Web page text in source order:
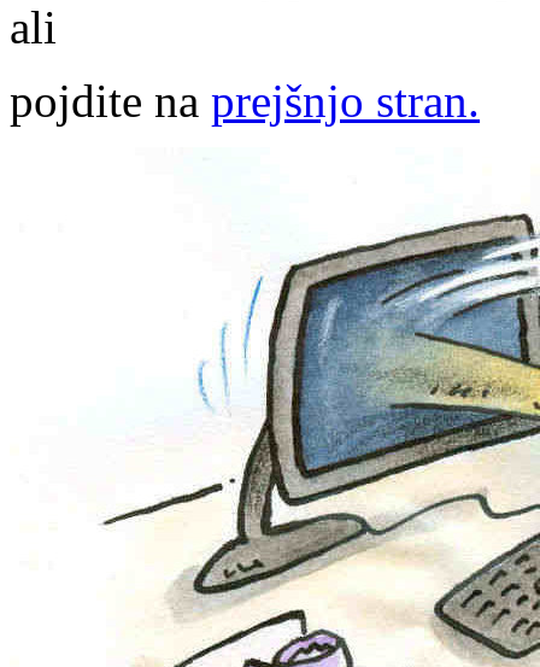
ali
pojdite na prejšnjo stran.